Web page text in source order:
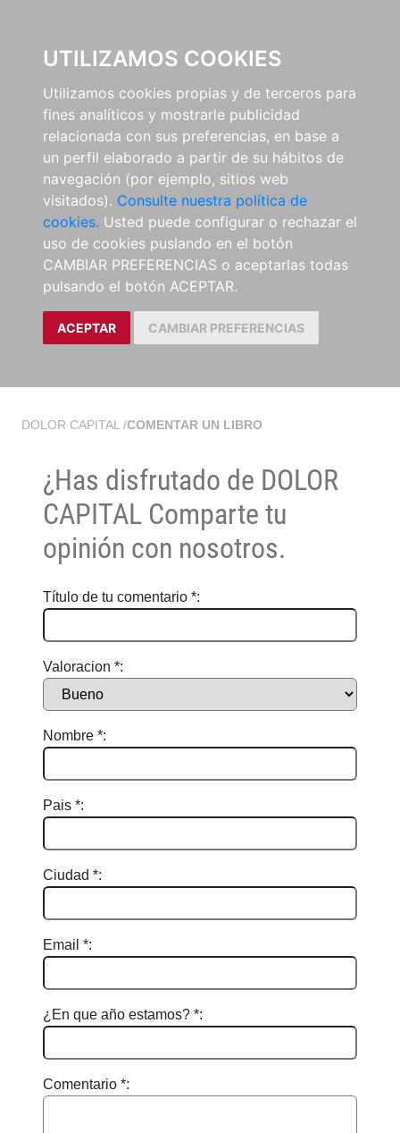
UTILIZAMOS COOKIES
Utilizamos cookies propias y de terceros para
fines analíticos y mostrarle publicidad
relacionada con sus preferencias, en base a
un perfil elaborado a partir de su hábitos de
navegación (por ejemplo, sitios web
visitados). Consulte nuestra política de
cookies. Usted puede configurar o rechazar el
uso de cookies puslando en el botón
CAMBIAR PREFERENCIAS o aceptarlas todas
pulsando el botón ACEPTAR.
ACEPTAR CAMBIAR PREFERENCIAS
DOLOR CAPITAL /COMENTAR UN LIBRO
¿Has disfrutado de DOLOR
CAPITAL Comparte tu
opinión con nosotros.
Título de tu comentario *:
Valoracion *:
Nombre *:
Pais *:
Ciudad *:
Email *:
¿En que año estamos? *:
Comentario *: